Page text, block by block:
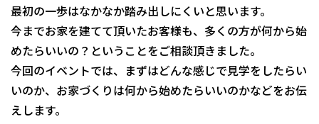
最初の一歩はなかなか踏み出しにくいと思います。
今までお家を建てて頂いたお客様も、多くの方が何から始
めたらいいの？ということをご相談頂きました。
今回のイベントでは、まずはどんな感じで見学をしたらい
いのか、お家づくりは何から始めたらいいのかなどをお伝
えします。